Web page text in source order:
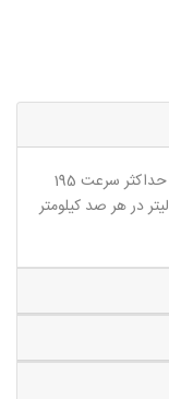
این موتور دارای حداکثر توان 147 اسب بخار با حداکثر سرعت 195
کیلومتر بر ساعت و مصرف سوخت ترکیبی 6.81 لیتر در هر صد کیلومتر